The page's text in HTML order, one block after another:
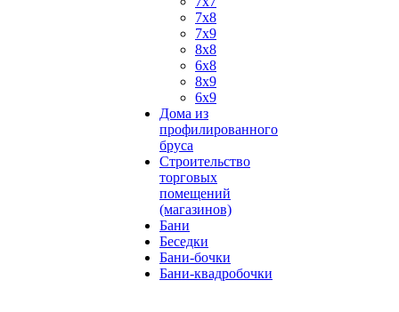
7х8
7х9
8х8
6х8
8х9
6х9
Дома из
профилированного
бруса
Строительство
торговых
помещений
(магазинов)
Бани
Беседки
Бани-бочки
Бани-квадробочки